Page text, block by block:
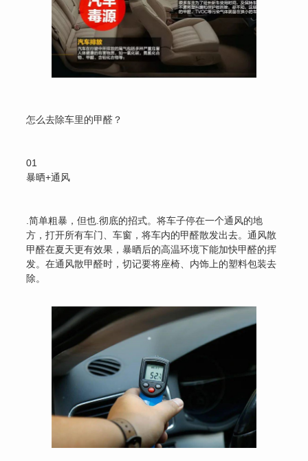
怎么去除车里的甲醛？
01
暴晒+通风
.简单粗暴，但也.彻底的招式。将车子停在一个通风的地
方，打开所有车门、车窗，将车内的甲醛散发出去。通风散
甲醛在夏天更有效果，暴晒后的高温环境下能加快甲醛的挥
发。在通风散甲醛时，切记要将座椅、内饰上的塑料包装去
除。